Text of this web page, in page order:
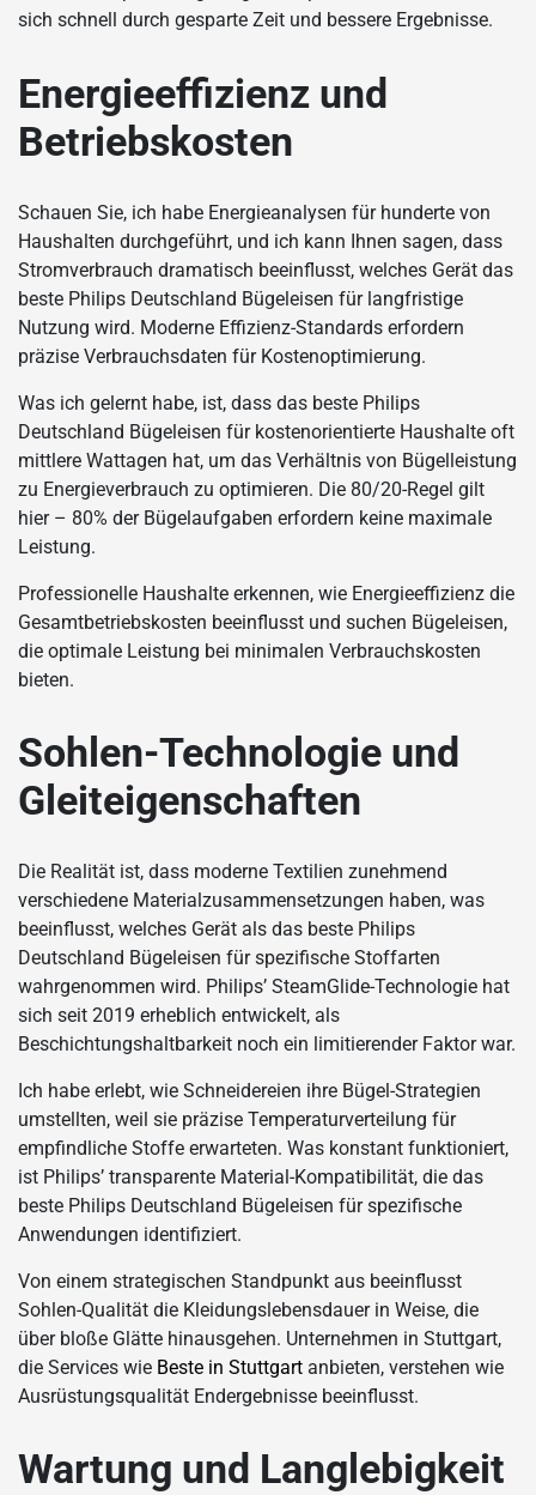
sich schnell durch gesparte Zeit und bessere Ergebnisse.
Energieeffizienz und
Betriebskosten
Schauen Sie, ich habe Energieanalysen für hunderte von
Haushalten durchgeführt, und ich kann Ihnen sagen, dass
Stromverbrauch dramatisch beeinflusst, welches Gerät das
beste Philips Deutschland Bügeleisen für langfristige
Nutzung wird. Moderne Effizienz-Standards erfordern
präzise Verbrauchsdaten für Kostenoptimierung.
Was ich gelernt habe, ist, dass das beste Philips
Deutschland Bügeleisen für kostenorientierte Haushalte oft
mittlere Wattagen hat, um das Verhältnis von Bügelleistung
zu Energieverbrauch zu optimieren. Die 80/20-Regel gilt
hier – 80% der Bügelaufgaben erfordern keine maximale
Leistung.
Professionelle Haushalte erkennen, wie Energieeffizienz die
Gesamtbetriebskosten beeinflusst und suchen Bügeleisen,
die optimale Leistung bei minimalen Verbrauchskosten
bieten.
Sohlen-Technologie und
Gleiteigenschaften
Die Realität ist, dass moderne Textilien zunehmend
verschiedene Materialzusammensetzungen haben, was
beeinflusst, welches Gerät als das beste Philips
Deutschland Bügeleisen für spezifische Stoffarten
wahrgenommen wird. Philips’ SteamGlide-Technologie hat
sich seit 2019 erheblich entwickelt, als
Beschichtungshaltbarkeit noch ein limitierender Faktor war.
Ich habe erlebt, wie Schneidereien ihre Bügel-Strategien
umstellten, weil sie präzise Temperaturverteilung für
empfindliche Stoffe erwarteten. Was konstant funktioniert,
ist Philips’ transparente Material-Kompatibilität, die das
beste Philips Deutschland Bügeleisen für spezifische
Anwendungen identifiziert.
Von einem strategischen Standpunkt aus beeinflusst
Sohlen-Qualität die Kleidungslebensdauer in Weise, die
über bloße Glätte hinausgehen. Unternehmen in Stuttgart,
die Services wie Beste in Stuttgart anbieten, verstehen wie
Ausrüstungsqualität Endergebnisse beeinflusst.
Wartung und Langlebigkeit